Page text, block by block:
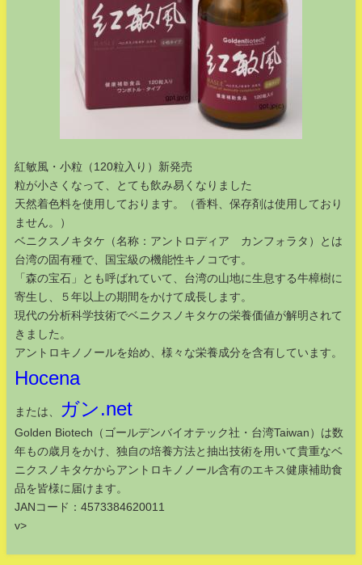
紅敏風・小粒（120粒入り）新発売
粒が小さくなって、とても飲み易くなりました
天然着色料を使用しております。（香料、保存剤は使用しており
ません。）
ベニクスノキタケ（名称：アントロディア カンフォラタ）とは
台湾の固有種で、国宝級の機能性キノコです。
「森の宝石」とも呼ばれていて、台湾の山地に生息する牛樟樹に
寄生し、５年以上の期間をかけて成長します。
現代の分析科学技術でベニクスノキタケの栄養価値が解明されて
きました。
アントロキノノールを始め、様々な栄養成分を含有しています。
Hocena
または、 ガン.net
Golden Biotech（ゴールデンバイオテック社・台湾Taiwan）は数
年もの歳月をかけ、独自の培養方法と抽出技術を用いて貴重なベ
ニクスノキタケからアントロキノノール含有のエキス健康補助食
品を皆様に届けます。
JANコード：4573384620011
v>